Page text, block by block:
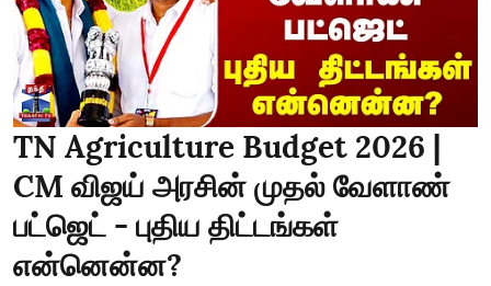
TN Agriculture Budget 2026 |
CM விஜய் அரசின் முதல் வேளாண்
பட்ஜெட் - புதிய திட்டங்கள்
என்னென்ன?